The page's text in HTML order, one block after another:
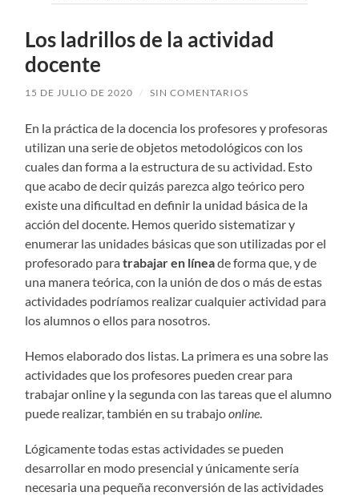
Los ladrillos de la actividad
docente
15 DE JULIO DE 2020 / SIN COMENTARIOS
En la práctica de la docencia los profesores y profesoras
utilizan una serie de objetos metodológicos con los
cuales dan forma a la estructura de su actividad. Esto
que acabo de decir quizás parezca algo teórico pero
existe una dificultad en definir la unidad básica de la
acción del docente. Hemos querido sistematizar y
enumerar las unidades básicas que son utilizadas por el
profesorado paratrabajar en líneade forma que, y de
una manera teórica, con la unión de dos o más de estas
actividades podríamos realizar cualquier actividad para
los alumnos o ellos para nosotros.
Hemos elaborado dos listas. La primera es una sobre las
actividades que los profesores pueden crear para
trabajar online y la segunda con las tareas que el alumno
puede realizar, también en su trabajoonline.
Lógicamente todas estas actividades se pueden
desarrollar en modo presencial y únicamente sería
necesaria una pequeña reconversión de las actividades